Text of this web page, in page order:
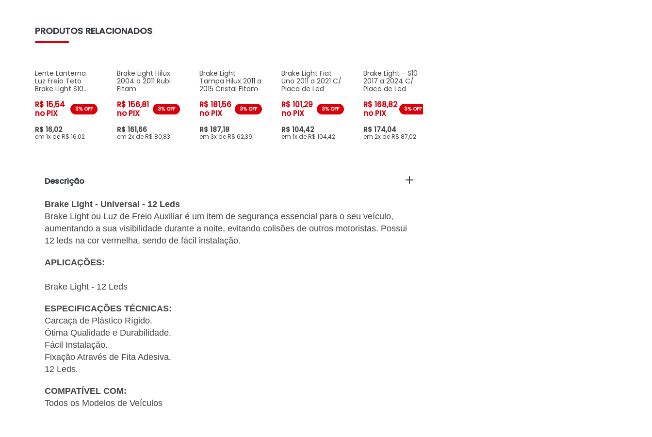
Lente Lanterna
Luz Freio Teto
Brake Light S10
R$ 15,54
no PIX
3% OFF
R$ 16,02
1x de R$ 16,02
Brake Light Hilux
2004 a 2011 Rubi
Fitam
R$ 156,81
no PIX
3% OFF
R$ 161,66
2x de R$ 80,83
Brake Light
Tampa Hilux 2011 a
2015 Cristal Fitam
R$ 181,56
no PIX
3% OFF
R$ 187,18
3x de R$ 62,39
Brake Light Fiat
Uno 2011 a 2021 C/
Placa de Led
R$ 101,29
no PIX
3% OFF
R$ 104,42
1x de R$ 104,42
Brake Light - S10
2017 a 2024 C/
Placa de Led
R$ 168,82
no PIX
3% OFF
R$ 174,04
2x de R$ 87,02
PRODUTOS RELACIONADOS
Descrição
Brake Light - Universal - 12 Leds
Brake Light ou Luz de Freio Auxiliar é um item de segurança essencial para o seu veículo,
aumentando a sua visibilidade durante a noite, evitando colisões de outros motoristas. Possui
12 leds na cor vermelha, sendo de fácil instalação.
APLICAÇÕES:
Brake Light - 12 Leds
ESPECIFICAÇÕES TÉCNICAS:
Carcaça de Plástico Rígido.
Ótima Qualidade e Durabilidade.
Fácil Instalação.
Fixação Através de Fita Adesiva.
12 Leds.
COMPATÍVEL COM:
Todos os Modelos de Veículos